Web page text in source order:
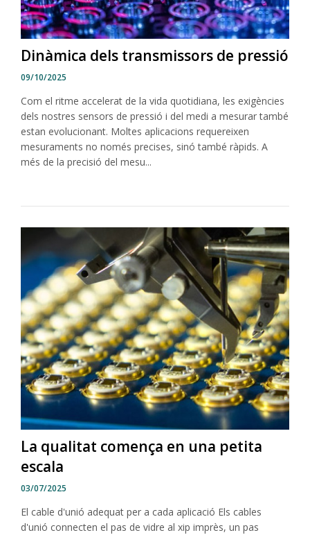
Dinàmica dels transmissors de pressió
09/10/2025
Com el ritme accelerat de la vida quotidiana, les exigències
dels nostres sensors de pressió i del medi a mesurar també
estan evolucionant. Moltes aplicacions requereixen
mesuraments no només precises, sinó també ràpids. A
més de la precisió del mesu...
La qualitat comença en una petita
escala
03/07/2025
El cable d'unió adequat per a cada aplicació Els cables
d'unió connecten el pas de vidre al xip imprès, un pas